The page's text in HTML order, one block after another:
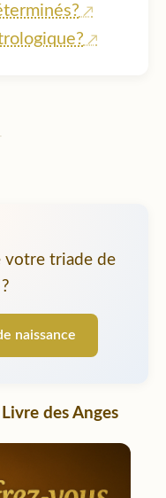
votre triade de
naissance
Livre des Anges